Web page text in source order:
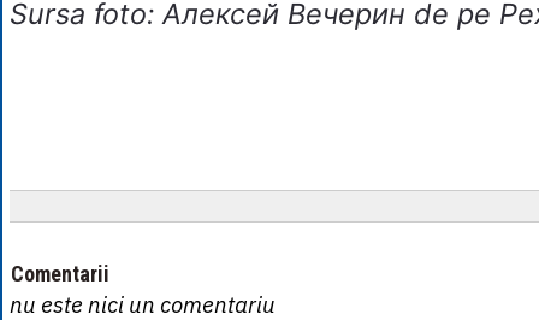
Sursa foto: Алексей Вечерин de pe
Comentarii
nu este nici un comentariu